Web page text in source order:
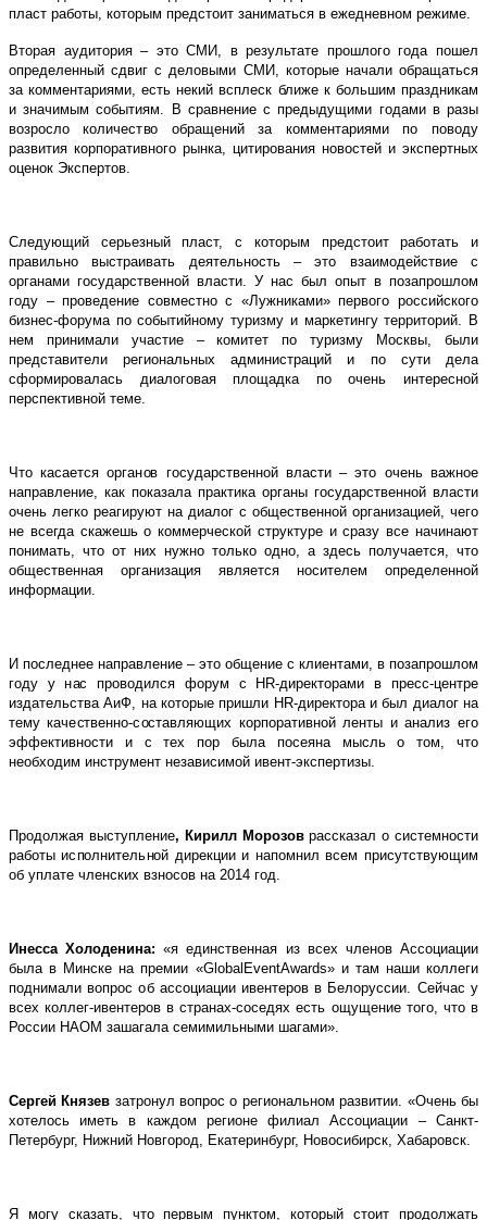
пласт работы, которым предстоит заниматься в ежедневном режиме.
Вторая аудитория – это СМИ, в результате прошлого года пошел
определенный сдвиг с деловыми СМИ, которые начали обращаться
за комментариями, есть некий всплеск ближе к большим праздникам
и значимым событиям. В сравнение с предыдущими годами в разы
возросло количество обращений за комментариями по поводу
развития корпоративного рынка, цитирования новостей и экспертных
оценок Экспертов.
Следующий серьезный пласт, с которым предстоит работать и
правильно выстраивать деятельность – это взаимодействие с
органами государственной власти. У нас был опыт в позапрошлом
году – проведение совместно с «Лужниками» первого российского
бизнес-форума по событийному туризму и маркетингу территорий. В
нем принимали участие – комитет по туризму Москвы, были
представители региональных администраций и по сути дела
сформировалась диалоговая площадка по очень интересной
перспективной теме.
Что касается органов государственной власти – это очень важное
направление, как показала практика органы государственной власти
очень легко реагируют на диалог с общественной организацией, чего
не всегда скажешь о коммерческой структуре и сразу все начинают
понимать, что от них нужно только одно, а здесь получается, что
общественная организация является носителем определенной
информации.
И последнее направление – это общение с клиентами, в позапрошлом
году у нас проводился форум с HR-директорами в пресс-центре
издательства АиФ, на которые пришли HR-директора и был диалог на
тему качественно-составляющих корпоративной ленты и анализ его
эффективности и с тех пор была посеяна мысль о том, что
необходим инструмент независимой ивент-экспертизы.
Продолжая выступление, Кирилл Морозоврассказал о системности
работы исполнительной дирекции и напомнил всем присутствующим
об уплате членских взносов на 2014 год.
Инесса Холоденина: «я единственная из всех членов Ассоциации
была в Минске на премии «Global EventAwards» и там наши коллеги
поднимали вопрос об ассоциации ивентеров в Белоруссии. Сейчас у
всех коллег-ивентеров в странах-соседях есть ощущение того, что в
России НАОМ зашагала семимильными шагами».
Сергей Князев затронул вопрос о региональном развитии. «Очень бы
хотелось иметь в каждом регионе филиал Ассоциации – Санкт-
Петербург, Нижний Новгород, Екатеринбург, Новосибирск, Хабаровск.
Я могу сказать, что первым пунктом, который стоит продолжать